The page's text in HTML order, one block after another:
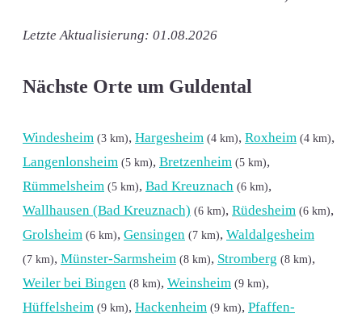
Letzte Aktualisierung: 01.08.2026
Nächste Orte um Guldental
Windesheim (3 km), Hargesheim (4 km), Roxheim (4 km),
Langenlonsheim (5 km), Bretzenheim (5 km),
Rümmelsheim (5 km), Bad Kreuznach (6 km),
Wallhausen (Bad Kreuznach) (6 km), Rüdesheim (6 km),
Grolsheim (6 km), Gensingen (7 km), Waldalgesheim
(7 km), Münster-Sarmsheim (8 km), Stromberg (8 km),
Weiler bei Bingen (8 km), Weinsheim (9 km),
Hüffelsheim (9 km), Hackenheim (9 km), Pfaffen-